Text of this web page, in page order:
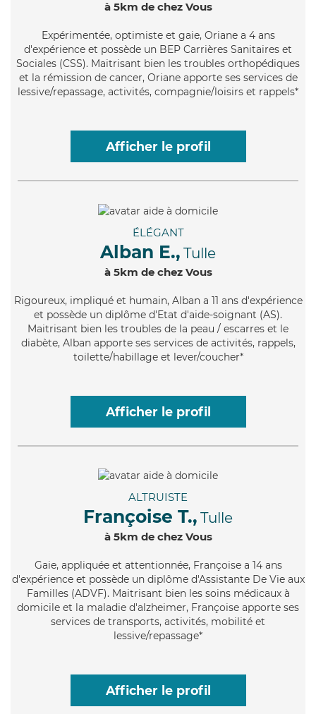
à 5km de chez Vous
Expérimentée, optimiste et gaie, Oriane a 4 ans
d'expérience et possède un BEP Carrières Sanitaires et
Sociales (CSS). Maitrisant bien les troubles orthopédiques
et la rémission de cancer, Oriane apporte ses services de
lessive/repassage, activités, compagnie/loisirs et rappels*
Afficher le profil
ÉLÉGANT
Alban E., Tulle
à 5km de chez Vous
Rigoureux, impliqué et humain, Alban a 11 ans d'expérience
et possède un diplôme d'Etat d'aide-soignant (AS).
Maitrisant bien les troubles de la peau / escarres et le
diabète, Alban apporte ses services de activités, rappels,
toilette/habillage et lever/coucher*
Afficher le profil
ALTRUISTE
Françoise T., Tulle
à 5km de chez Vous
Gaie, appliquée et attentionnée, Françoise a 14 ans
d'expérience et possède un diplôme d'Assistante De Vie aux
Familles (ADVF). Maitrisant bien les soins médicaux à
domicile et la maladie d'alzheimer, Françoise apporte ses
services de transports, activités, mobilité et
lessive/repassage*
Afficher le profil